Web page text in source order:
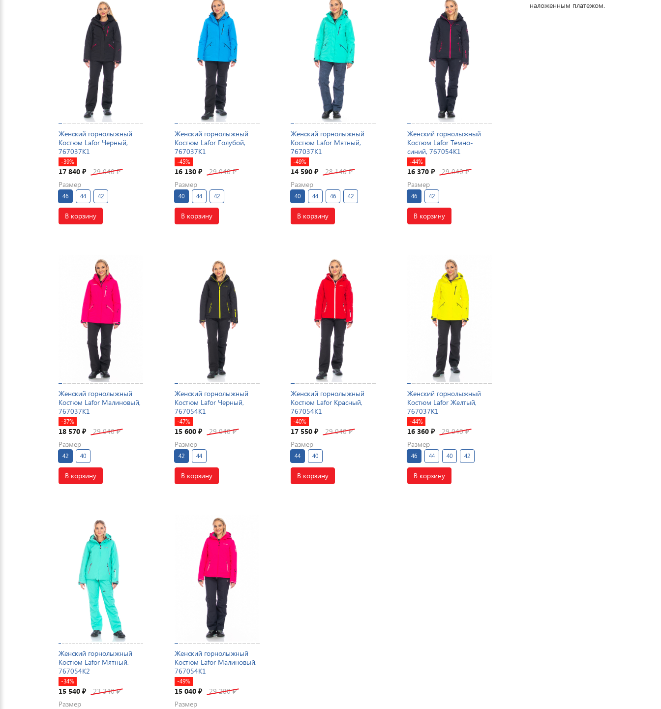
Женский горнолыжный
Костюм Lafor Черный,
767037K1
-39%
17 840 ₽ 29 040₽
Размер
46 44 42
В корзину
Женский горнолыжный
Костюм Lafor Голубой,
767037K1
-45%
16 130₽ 29 040₽
Размер
40 44 42
В корзину
Женский горнолыжный
Костюм Lafor Мятный,
767037K1
-49%
14 590₽ 28 140₽
Размер
40 44 46 42
В корзину
Женский горнолыжный
Костюм Lafor Темно-
синий, 767054K1
-44%
16 370 ₽ 29 040₽
Размер
46 42
В корзину
Женский горнолыжный
Костюм Lafor Малиновый,
767037K1
-37%
18 570 ₽ 29 040₽
Размер
42 40
В корзину
Женский горнолыжный
Костюм Lafor Черный,
767054K1
-47%
15 600₽ 29 040₽
Размер
42 44
В корзину
Женский горнолыжный
Костюм Lafor Красный,
767054K1
-40%
17 550₽ 29 040₽
Размер
44 40
В корзину
Женский горнолыжный
Костюм Lafor Желтый,
767037K1
-44%
16 360 ₽ 29 040₽
Размер
46 44 40 42
В корзину
Женский горнолыжный
Костюм Lafor Мятный,
767054K2
-34%
15 540 ₽ 23 340₽
Размер
Женский горнолыжный
Костюм Lafor Малиновый,
767054K1
-49%
15 040₽ 29 280₽
Размер
наложенным платежом.